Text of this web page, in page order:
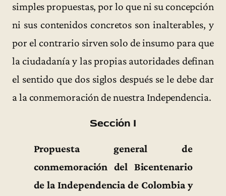
simples propuestas, por lo que ni su concepción
ni sus contenidos concretos son inalterables, y
por el contrario sirven solo de insumo para que
la ciudadanía y las propias autoridades definan
el sentido que dos siglos después se le debe dar
a la conmemoración de nuestra Independencia.
Sección I
Propuesta general de
conmemoración del Bicentenario
de la Independencia de Colombia y